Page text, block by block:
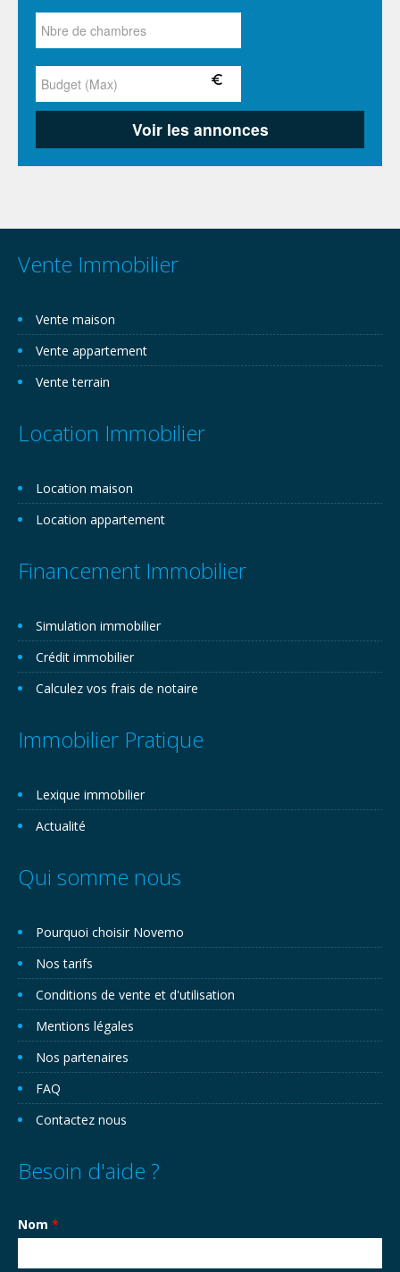
Vente Immobilier
Vente maison
Vente appartement
Vente terrain
Location Immobilier
Location maison
Location appartement
Financement Immobilier
Simulation immobilier
Crédit immobilier
Calculez vos frais de notaire
Immobilier Pratique
Lexique immobilier
Actualité
Qui somme nous
Pourquoi choisir Novemo
Nos tarifs
Conditions de vente et d'utilisation
Mentions légales
Nos partenaires
FAQ
Contactez nous
Besoin d'aide ?
Nom *